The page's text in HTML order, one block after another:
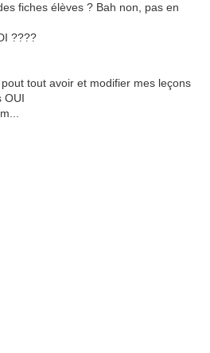
fiches élèves ? Bah non, pas en
????
tout avoir et modifier mes leçons
OUI